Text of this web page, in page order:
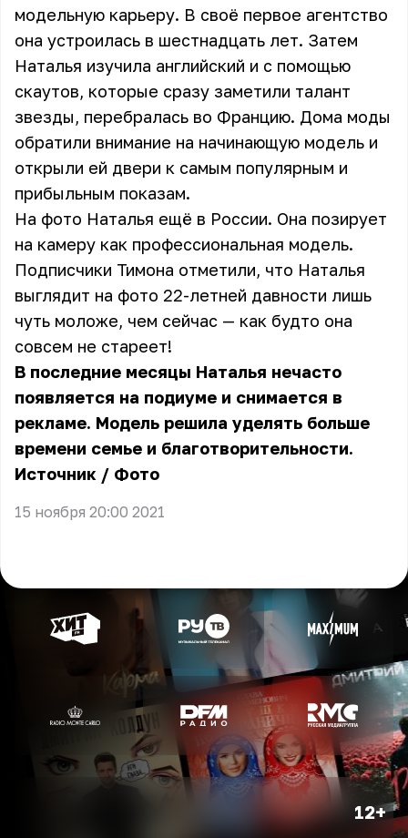
модельную карьеру. В своё первое агентство
она устроилась в шестнадцать лет. Затем
Наталья изучила английский и с помощью
скаутов, которые сразу заметили талант
звезды, перебралась во Францию. Дома моды
обратили внимание на начинающую модель и
открыли ей двери к самым популярным и
прибыльным показам.
На фото Наталья ещё в России. Она позирует
на камеру как профессиональная модель.
Подписчики Тимона отметили, что Наталья
выглядит на фото 22-летней давности лишь
чуть моложе, чем сейчас — как будто она
совсем не стареет!
В последние месяцы Наталья нечасто
появляется на подиуме и снимается в
рекламе. Модель решила уделять больше
времени семье и благотворительности.
Источник / Фото
15 ноября 20:00 2021
12+